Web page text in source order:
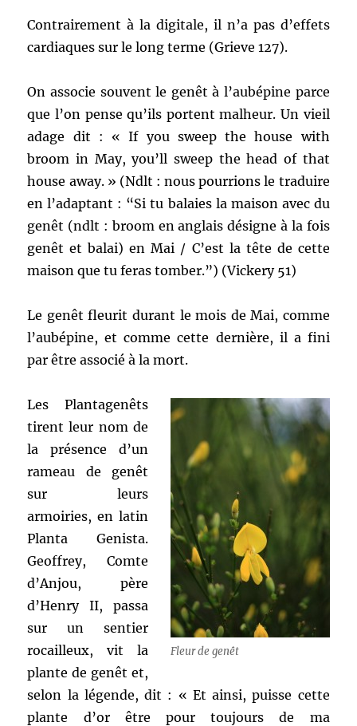
Contrairement à la digitale, il n’a pas d’effets
cardiaques sur le long terme (Grieve 127).
On associe souvent le genêt à l’aubépine parce
que l’on pense qu’ils portent malheur. Un vieil
adage dit : « If you sweep the house with
broom in May, you’ll sweep the head of that
house away. » (Ndlt : nous pourrions le traduire
en l’adaptant : “Si tu balaies la maison avec du
genêt (ndlt : broom en anglais désigne à la fois
genêt et balai) en Mai / C’est la tête de cette
maison que tu feras tomber.”) (Vickery 51)
Le genêt fleurit durant le mois de Mai, comme
l’aubépine, et comme cette dernière, il a fini
par être associé à la mort.
Fleur de genêt
Les Plantagenêts
tirent leur nom de
la présence d’un
rameau de genêt
sur leurs
armoiries, en latin
Planta Genista.
Geoffrey, Comte
d’Anjou, père
d’Henry II, passa
sur un sentier
rocailleux, vit la
plante de genêt et,
selon la légende, dit : « Et ainsi, puisse cette
plante d’or être pour toujours de ma